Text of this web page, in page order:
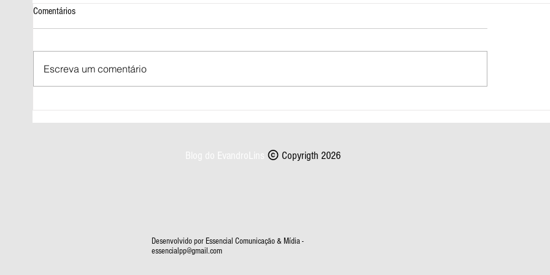
Comentários
Escreva um comentário
Blog do EvandroLinsCopyrigth 2026
Desenvolvido por Essencial Comunicação & Mídia -
essencialpp@gmail.com